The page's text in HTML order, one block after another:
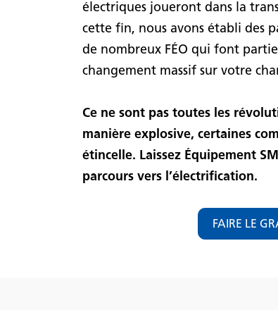
électriques joueront dans la
cette fin, nous avons établi des
de nombreux FÉO qui font
changement massif sur votre
Ce ne sont pas toutes les
manière explosive, certaines
étincelle. Laissez Équipement
parcours vers l’électrification.
FAIRE LE